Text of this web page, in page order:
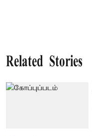
Related Stories